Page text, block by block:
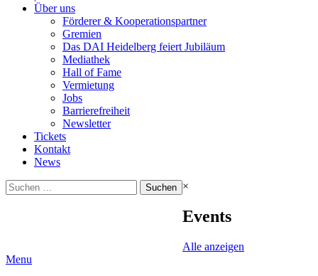
Über uns
Förderer & Kooperationspartner
Gremien
Das DAI Heidelberg feiert Jubiläum
Mediathek
Hall of Fame
Vermietung
Jobs
Barrierefreiheit
Newsletter
Tickets
Kontakt
News
Suchen
nach:
×
Events
Alle anzeigen
Menu